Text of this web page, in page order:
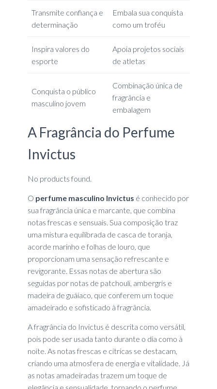
Transmite confiança e
determinação
Embala sua conquista
como um troféu
Inspira valores do
esporte
Apoia projetos sociais
de atletas
Conquista o público
masculino jovem
Combinação única de
fragrância e
embalagem
A Fragrância do Perfume
Invictus
No products found.
O perfume masculino Invictus é conhecido por
sua fragrância única e marcante, que combina
notas frescas e sensuais. Sua composição traz
uma mistura equilibrada de casca de toranja,
acorde marinho e folhas de louro, que
proporcionam uma sensação refrescante e
revigorante. Essas notas de abertura são
seguidas por notas de patchouli, ambergris e
madeira de guáiaco, que conferem um toque
amadeirado e sofisticado à fragrância.
A fragrância do Invictus é descrita como versátil,
pois pode ser usada tanto durante o dia como à
noite. As notas frescas e cítricas se destacam,
criando uma atmosfera de energia e vitalidade. Já
as notas amadeiradas trazem um toque de
elegância e sensualidade, tornando o perfume